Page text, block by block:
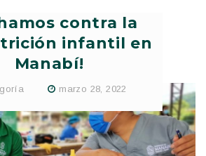
contra la
infantil en
Manabí!
marzo 28, 2022